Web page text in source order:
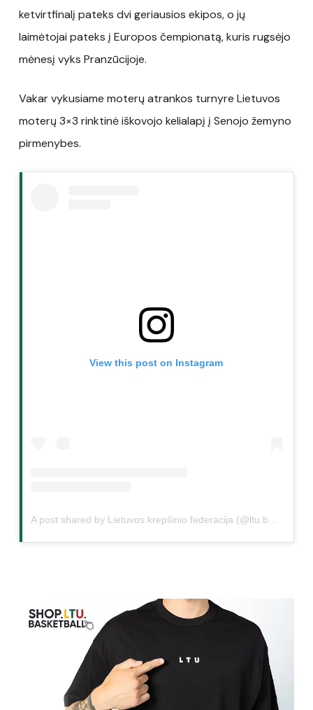
ketvirtfinalį pateks dvi geriausios ekipos, o jų
laimėtojai pateks į Europos čempionatą, kuris rugsėjo
mėnesį vyks Pranzūcijoje.
Vakar vykusiame moterų atrankos turnyre Lietuvos
moterų 3×3 rinktinė iškovojo kelialapį į Senojo žemyno
pirmenybes.
View this post on Instagram